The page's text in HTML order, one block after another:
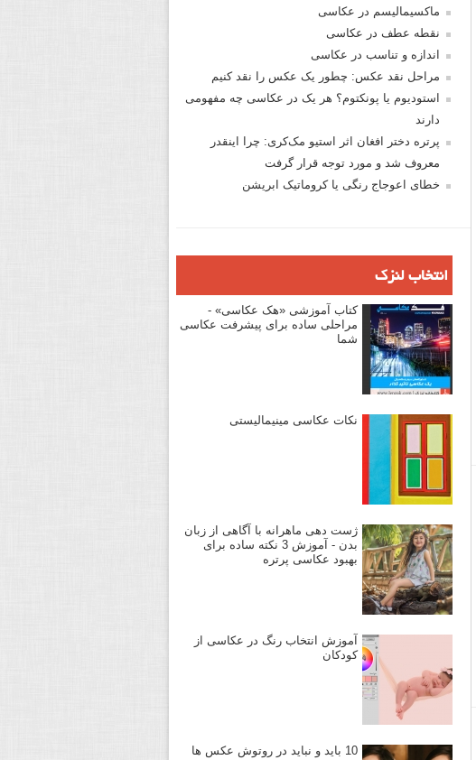
ماکسیمالیسم در عکاسی
نقطه عطف در عکاسی
اندازه و تناسب در عکاسی
مراحل نقد عکس: چطور یک عکس را نقد کنیم
استودیوم یا پونکتوم؟ هر یک در عکاسی چه مفهومی
دارند
پرتره دختر افغان اثر استیو مک‌کری: چرا اینقدر
معروف شد و مورد توجه قرار گرفت
خطای اعوجاج رنگی یا کروماتیک ابریشن
انتخاب لنزک
کتاب آموزشی «هک عکاسی» -
مراحلی ساده برای پیشرفت عکاسی
شما
نکات عکاسی مینیمالیستی
ژست دهی ماهرانه با آگاهی از زبان
بدن - آموزش 3 نکته ساده برای
بهبود عکاسی پرتره
آموزش انتخاب رنگ در عکاسی از
کودکان
10 باید و نباید در روتوش عکس ها